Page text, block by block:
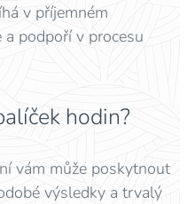
v příjemném
podpoří v procesu
hodin?
vám může poskytnout
výsledky a trvalý